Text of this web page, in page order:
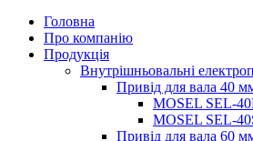
Головна
Про компанію
Продукція
Внутрішньовальні
Привід для вала 40
MOSEL SEL-
MOSEL SEL-
Привід для вала 60